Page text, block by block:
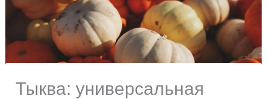
Тыква: универсальная